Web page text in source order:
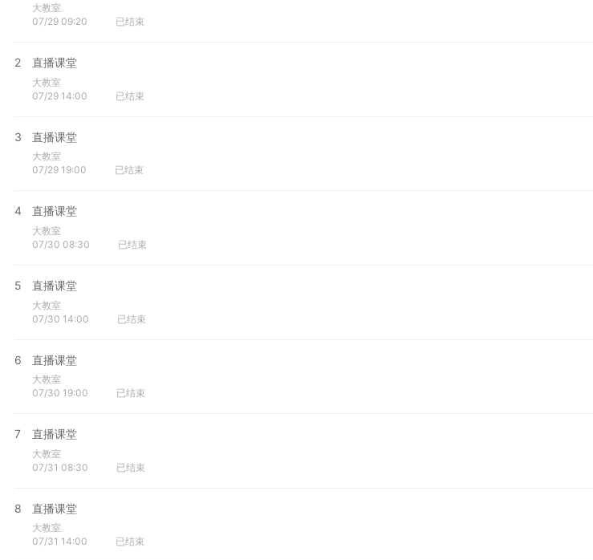
大教室
07/29 09:20
已结束
2 直播课堂
大教室
07/29 14:00
已结束
3 直播课堂
大教室
07/29 19:00
已结束
4 直播课堂
大教室
07/30 08:30
已结束
5 直播课堂
大教室
07/30 14:00
已结束
6 直播课堂
大教室
07/30 19:00
已结束
7 直播课堂
大教室
07/31 08:30
已结束
8 直播课堂
大教室
07/31 14:00
已结束